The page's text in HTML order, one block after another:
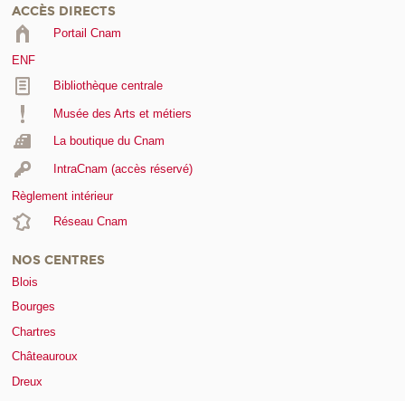
ACCÈS DIRECTS
Portail Cnam
ENF
Bibliothèque centrale
Musée des Arts et métiers
La boutique du Cnam
IntraCnam (accès réservé)
Règlement intérieur
Réseau Cnam
NOS CENTRES
Blois
Bourges
Chartres
Châteauroux
Dreux